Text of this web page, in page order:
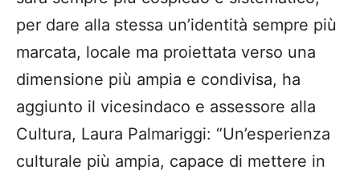
per dare alla stessa un’identità sempre più
marcata, locale ma proiettata verso una
dimensione più ampia e condivisa, ha
aggiunto il vicesindaco e assessore alla
Cultura, Laura Palmariggi: “Un’esperienza
culturale più ampia, capace di mettere in